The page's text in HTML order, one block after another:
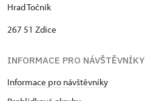
Hrad Točník
267 51 Zdice
INFORMACE PRO NÁVŠTĚVNÍKY
Informace pro návštěvníky